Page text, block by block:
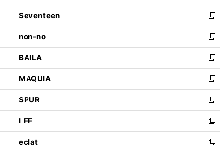
開
く
ウ
で
開
く
ン
ド
ウ
で
開
く
Seventeen
新
し
い
ウ
ィ
ン
ド
ウ
で
開
く
non-no
新
し
い
ウ
ィ
ン
ド
ウ
で
開
く
BAILA
新
し
い
ウ
ィ
ン
ド
ウ
で
MAQUIA
新
し
い
ウ
ィ
ン
ド
SPUR
新
し
い
ウ
ィ
LEE
新
し
い
eclat
新